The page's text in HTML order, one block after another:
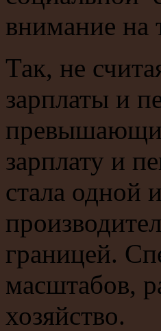
внимание на
Так, не
зарплаты и
зарплату и
стала одной
границей.
масштабов,
хозяйство.